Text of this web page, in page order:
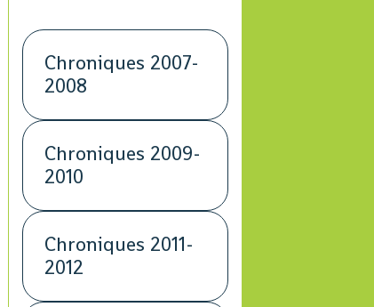
Chroniques 2007-
2008
Chroniques 2009-
2010
Chroniques 2011-
2012